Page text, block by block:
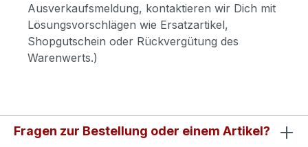
Ausverkaufsmeldung, kontaktieren wir Dich mit
Lösungsvorschlägen wie Ersatzartikel,
Shopgutschein oder Rückvergütung des
Warenwerts.)
Fragen zur Bestellung oder einem Artikel?